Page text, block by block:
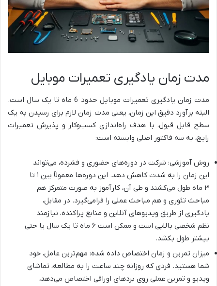
مدت زمان یادگیری تعمیرات موبایل
مدت زمان یادگیری تعمیرات موبایل حدود 6 ماه تا یک سال است.
البته برآورد دقیق این زمان، یعنی مدت زمان لازم برای رسیدن به یک
سطح قابل قبول، با هدف راه‌اندازی کسب‌وکار و پذیرش تعمیرات
رایج، به سه فاکتور اصلی وابسته است:
روش آموزشی: شرکت در دوره‌های حضوری و فشرده، می‌تواند
این زمان را به شدت کاهش دهد. این دوره‌ها معمولاً بین ۱ تا
۳ ماه طول می‌کشند و طی آن، کارآموز به صورت متمرکز هم
مباحث تئوری و هم مباحث عملی را فرامی‌گیرد. در مقابل،
یادگیری از طریق ویدیوهای آنلاین و منابع پراکنده، نیازمند
نظم شخصی بالایی است و ممکن است ۶ ماه تا یک سال یا حتی
بیشتر طول بکشد.
میزان تمرین و زمان اختصاص داده شده: مهم‌ترین عامل، خود
شما هستید. فردی که روزانه چند ساعت را به مطالعه، تماشای
ویدیو و تمرین عملی روی بردهای اوراقی اختصاص می‌دهد،